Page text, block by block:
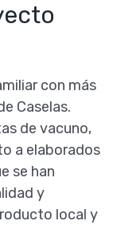
con más
Caselas.
de vacuno,
a elaborados
se han
y
local y